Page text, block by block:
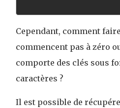
Cependant, comment
commencent pas à zéro
comporte des clés sous
caractères ?
Il est possible de